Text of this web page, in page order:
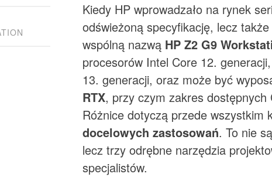
Kiedy HP wprowadzało na rynek
odświeżoną specyfikację, lecz
wspólną nazwą HP Z2 G9
procesorów Intel Core 12.
13. generacji, oraz może być
RTX, przy czym zakres
Różnice dotyczą przede wszystkim
docelowych zastosowań. To nie
lecz trzy odrębne narzędzia
specjalistów.